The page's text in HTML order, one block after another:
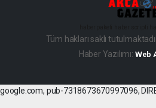
Tüm hakları saklı
Haber Yazılımı: Web
google.com, pub-7318673670997096,